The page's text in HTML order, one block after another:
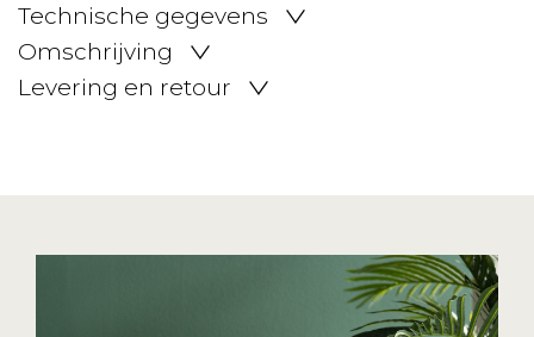
Technische gegevens
Omschrijving
Levering en retour